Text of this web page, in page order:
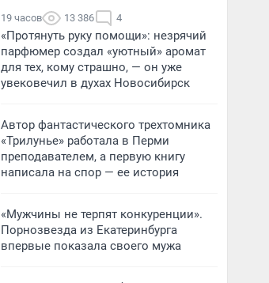
19 часов 13 386 4
«Протянуть руку помощи»: незрячий
парфюмер создал «уютный» аромат
для тех, кому страшно, — он уже
увековечил в духах Новосибирск
Автор фантастического трехтомника
«Трилунье» работала в Перми
преподавателем, а первую книгу
написала на спор — ее история
«Мужчины не терпят конкуренции».
Порнозвезда из Екатеринбурга
впервые показала своего мужа